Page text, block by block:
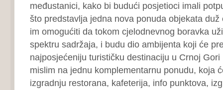
međustanici, kako bi budući posjetioci imali
što predstavlja jedna nova ponuda objekata duž
im omogućiti da tokom cjelodnevnog boravka
spektru sadržaja, i budu dio ambijenta koji će
najposjećeniju turističku destinaciju u Crnoj Gori
mislim na jednu komplementarnu ponudu, koja
izgradnju restorana, kafeterija, info punktova,